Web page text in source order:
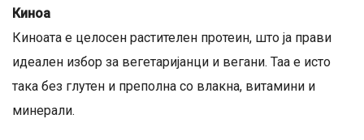
Киноа
Киноата е целосен растителен протеин, што ја прави
идеален избор за вегетаријанци и вегани. Таа е исто
така без глутен и преполна со влакна, витамини и
минерали.